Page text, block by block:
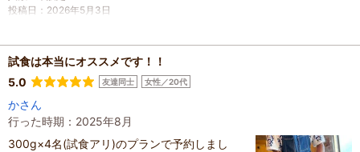
投稿日 ： 2026年5月3日
試食は本当にオススメです！！
5.0
友達同士 女性／20代
かさん
行った時期：2025年8月
300g×4名(試食アリ)のプランで予約しまし